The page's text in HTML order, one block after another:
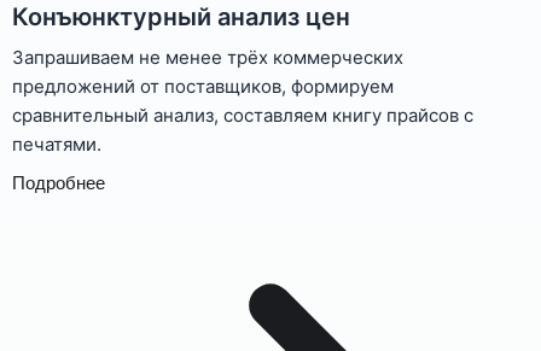
Конъюнктурный анализ цен
Запрашиваем не менее трёх коммерческих
предложений от поставщиков, формируем
сравнительный анализ, составляем книгу прайсов с
печатями.
Подробнее